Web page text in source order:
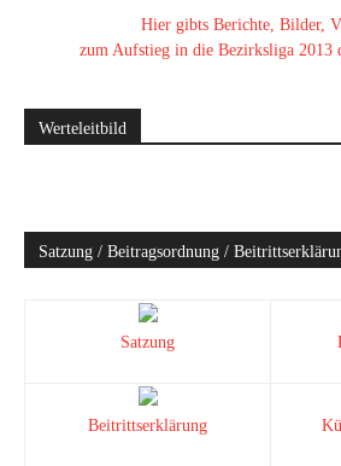
Hier gibts Berichte, Bilder,
zum Aufstieg in die Bezirksliga 2013
Werteleitbild
Satzung / Beitragsordnung /
Satzung
Beitrittserklärung